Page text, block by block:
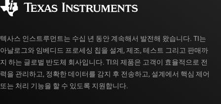
myTI 계정 FAQ
텍사스 인스트루먼트는 수십 년 동안 계속해서 발전해 왔습니다. TI는
아날로그와 임베디드 프로세싱 칩을 설계, 제조, 테스트 그리고 판매까
지 하는 글로벌 반도체 회사입니다. TI의 제품은 고객이 효율적으로 전
력을 관리하고, 정확한 데이터를 감지 후 전송하고, 설계에서 핵심 제어
또는 처리 기능을 할 수 있도록 지원합니다.